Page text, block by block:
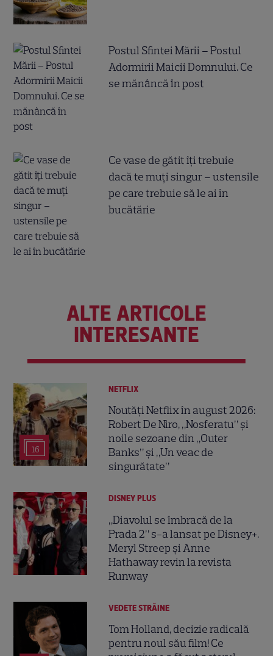
Postul Sfintei Mării – Postul
Adormirii Maicii Domnului. Ce
se mănâncă în post
Ce vase de gătit îți trebuie
dacă te muți singur – ustensile
pe care trebuie să le ai în
bucătărie
ALTE ARTICOLE
INTERESANTE
16
NETFLIX
Noutăți Netflix în august 2026:
Robert De Niro, „Nosferatu” și
noile sezoane din „Outer
Banks” și „Un veac de
singurătate”
DISNEY PLUS
„Diavolul se îmbracă de la
Prada 2” s-a lansat pe Disney+.
Meryl Streep și Anne
Hathaway revin la revista
Runway
VEDETE STRĂINE
Tom Holland, decizie radicală
pentru noul său film! Ce